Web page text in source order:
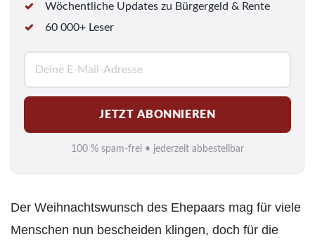
Wöchentliche Updates zu Bürgergeld & Rente
60 000+ Leser
M
a
i
l
*
JETZT ABONNIEREN
100 % spam-frei • jederzeit abbestellbar
Der Weihnachtswunsch des Ehepaars mag für viele
Menschen nun bescheiden klingen, doch für die